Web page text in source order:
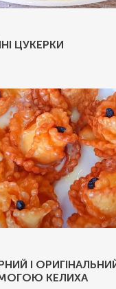
ЦУКЕРКИ
І
КЕЛИХА